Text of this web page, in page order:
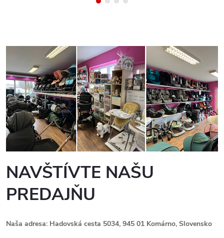
NAVŠTÍVTE NAŠU
PREDAJŇU
Naša adresa: Hadovská cesta 5034, 945 01 Komárno, Slovensko